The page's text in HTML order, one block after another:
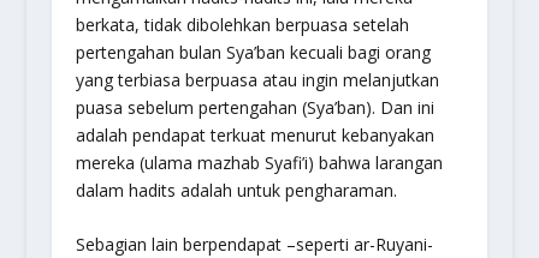
berkata, tidak dibolehkan berpuasa setelah
pertengahan bulan Sya’ban kecuali bagi orang
yang terbiasa berpuasa atau ingin melanjutkan
puasa sebelum pertengahan (Sya’ban). Dan ini
adalah pendapat terkuat menurut kebanyakan
mereka (ulama mazhab Syafi’i) bahwa larangan
dalam hadits adalah untuk pengharaman.
Sebagian lain berpendapat –seperti ar-Ruyani-